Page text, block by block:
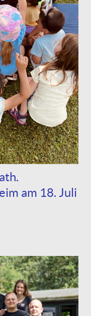
am 18. Juli